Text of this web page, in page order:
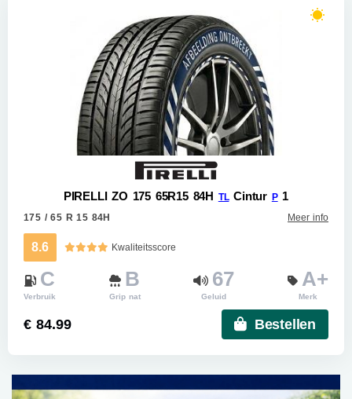
PIRELLI ZO 175 65R15 84H TLCintur P1
175 / 65 R 15 84H Meer info
8.6 Kwaliteitsscore
C
Verbruik
B
Grip nat
67
Geluid
A+
Merk
€ 84.99 Bestellen